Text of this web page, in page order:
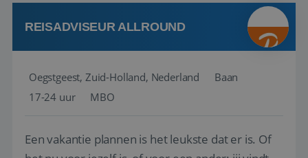
Attractive remuneration, discre...
REISADVISEUR ALLROUND
Oegstgeest, Zuid-Holland, Nederland
Baan
17-24 uur
MBO
Een vakantie plannen is het leukste dat er is. Of